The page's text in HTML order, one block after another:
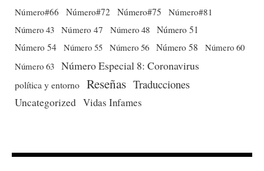
Número#66
Número#72 Número#75
Número#81
Número 43 Número 47 Número 48 Número 51
Número 54 Número 55 Número 56 Número 58
Número 60
Número 63 Número Especial 8: Coronavirus
política y entorno Reseñas Traducciones
Uncategorized Vidas Infames